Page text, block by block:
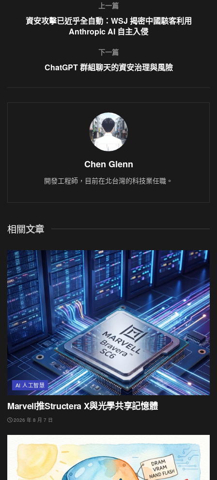
上一篇
資安攻擊已近乎全自動：WSJ 揭密中國駭客利用
Anthropic AI 自主入侵
下一篇
ChatGPT 群組聊天的資安治理與風險
Chen Glenn
開發工程師，目前在北台灣的科技業任職。
相關文章
AI 人工智慧
Marvell推Structera X與光學共享記憶體
2026 年 8 月 7 日